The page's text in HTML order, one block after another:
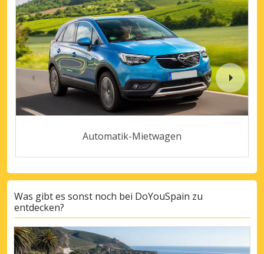
Automatik-Mietwagen
Was gibt es sonst noch bei DoYouSpain zu
entdecken?